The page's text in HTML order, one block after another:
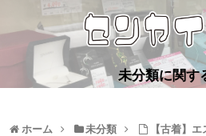
未分類に関す
ホーム 未分類
【古着】